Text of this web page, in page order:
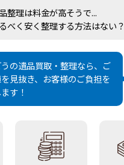
整理は料金が高そうで...
べく安く整理する方法はない？
の遺品買取・整理なら、ご
見抜き、お客様のご負担を
す！